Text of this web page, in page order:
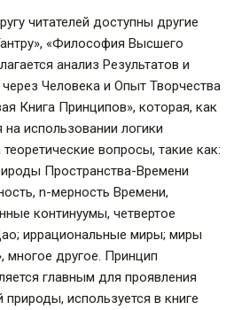
читателей доступны другие
«Философия Высшего
анализ Результатов и
Человека и Опыт Творчества
Книга Принципов», которая, как
использовании логики
вопросы, такие как:
Пространства-Времени
n-мерность Времени,
континуумы, четвертое
иррациональные миры; миры
многое другое. Принцип
главным для проявления
используется в книге